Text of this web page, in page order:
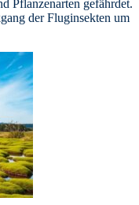
Pflanzenarten gefährdet.
der Fluginsekten um